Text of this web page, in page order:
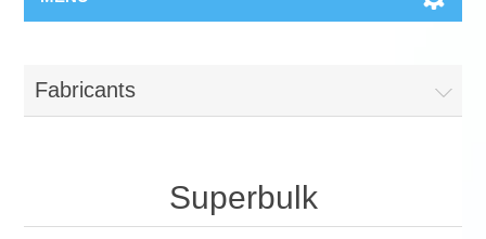
Fabricants
Superbulk